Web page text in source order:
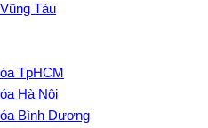
Tàu
TpHCM
Hà Nội
Bình Dương